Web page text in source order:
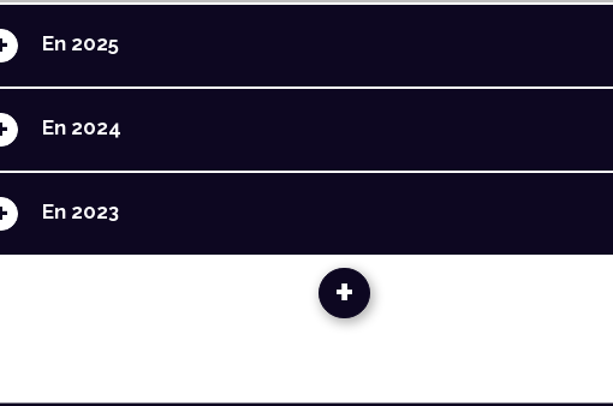
En 2025
En 2024
En 2023
+